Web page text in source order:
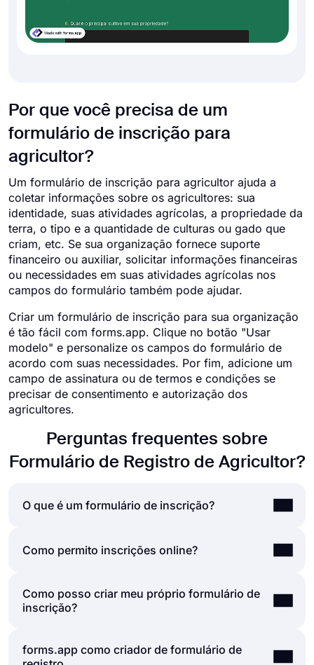
Por que você precisa de um
formulário de inscrição para
agricultor?
Um formulário de inscrição para agricultor ajuda a
coletar informações sobre os agricultores: sua
identidade, suas atividades agrícolas, a propriedade da
terra, o tipo e a quantidade de culturas ou gado que
criam, etc. Se sua organização fornece suporte
financeiro ou auxiliar, solicitar informações financeiras
ou necessidades em suas atividades agrícolas nos
campos do formulário também pode ajudar.
Criar um formulário de inscrição para sua organização
é tão fácil com forms.app. Clique no botão "Usar
modelo" e personalize os campos do formulário de
acordo com suas necessidades. Por fim, adicione um
campo de assinatura ou de termos e condições se
precisar de consentimento e autorização dos
agricultores.
Perguntas frequentes sobre
Formulário de Registro de Agricultor?
O que é um formulário de inscrição?
Um formulário de registro é um documento para
aplicativo, eventos, organizações, brindes e muito
mais. Os formulários de registro solicitam
geralmente inclui perguntas sobre detalhes
pessoais, nome da empresa, informações de
Como permito inscrições online?
As pessoas completam os registros de duas
maneiras principais; formulários em papel ou
formulários de registro online. Ao usar uma
Como posso criar meu próprio formulário de
inscrição?
Se você deseja criar seu próprio formulário de
forms.app como criador de formulário de